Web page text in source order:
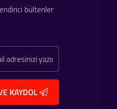
bültenler
KAYDOL